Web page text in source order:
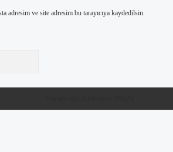
adresim ve site adresim bu tarayıcıya kaydedilsin.